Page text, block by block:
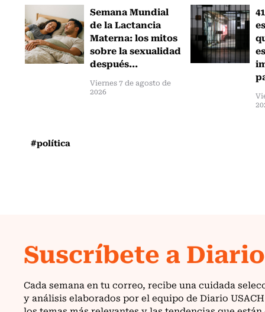
Semana Mundial
de la Lactancia
Materna: los mitos
sobre la sexualidad
después...
Viernes 7 de agosto de
2026
#política